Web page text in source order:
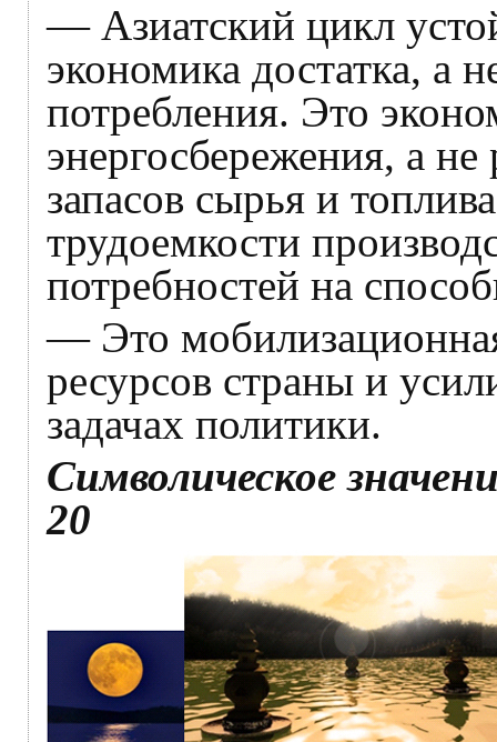
— Азиатский цикл
экономика достатка, а
потребления. Это
энергосбережения, а
запасов сырья и
трудоемкости
потребностей на
— Это
ресурсов страны и
задачах политики.
Символическое
20